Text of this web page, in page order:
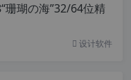
珊瑚の海”32/64位精
设计软件